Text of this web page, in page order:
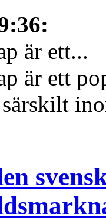
:
är ett...
är ett